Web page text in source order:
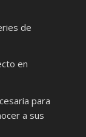
de
en
para
a sus